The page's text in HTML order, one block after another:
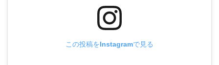
この投稿をInstagramで見る